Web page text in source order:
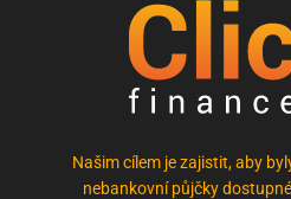
Našim cílem je zajistit, aby
nebankovní půjčky